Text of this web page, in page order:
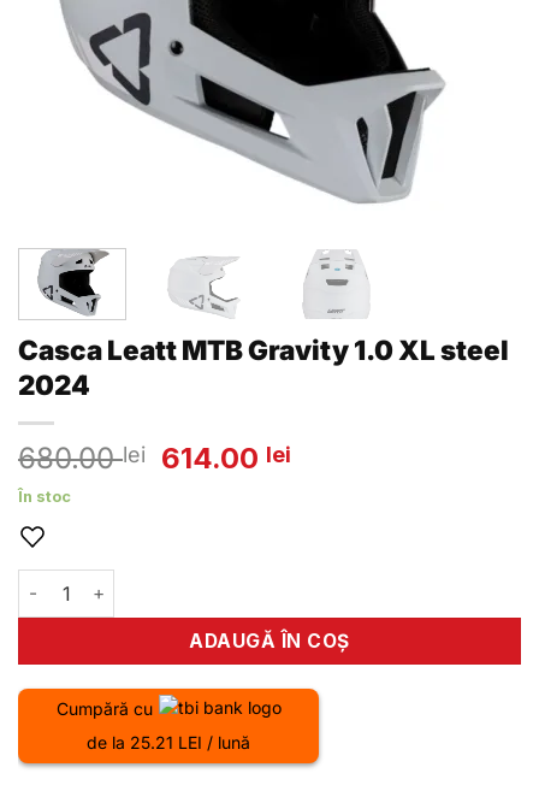
Casca Leatt MTB Gravity 1.0 XL steel
2024
680.00lei
Prețul
614.00 lei
În stoc
Cantitate Casca Leatt MTB Gravity 1.0 XL steel 2024
ADAUGĂ ÎN COȘ
Cumpără cu
de la 25.21 LEI / lună